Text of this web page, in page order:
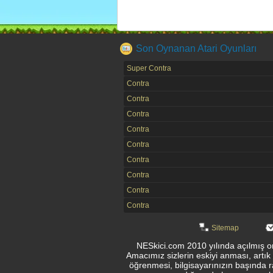
Son Oynanan Atari Oyunları
Super Contra
Contra
Contra
Contra
Contra
Contra
Contra
Contra
Contra
Contra
Sitemap
NESkici.com 2010 yılında
Amacımız sizlerin eskiyi anması,
öğrenmesi, bilgisayarınızın